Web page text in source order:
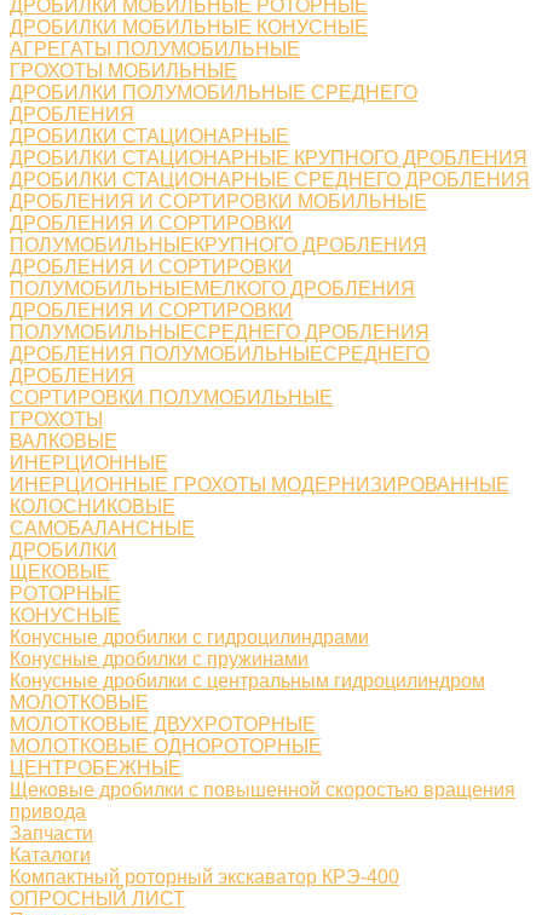
ДРОБИЛКИ МОБИЛЬНЫЕ РОТОРНЫЕ
ДРОБИЛКИ МОБИЛЬНЫЕ КОНУСНЫЕ
АГРЕГАТЫ ПОЛУМОБИЛЬНЫЕ
ГРОХОТЫ МОБИЛЬНЫЕ
ДРОБИЛКИ ПОЛУМОБИЛЬНЫЕ СРЕДНЕГО
ДРОБЛЕНИЯ
ДРОБИЛКИ СТАЦИОНАРНЫЕ
ДРОБИЛКИ СТАЦИОНАРНЫЕ КРУПНОГО ДРОБЛЕНИЯ
ДРОБИЛКИ СТАЦИОНАРНЫЕ СРЕДНЕГО ДРОБЛЕНИЯ
ДРОБЛЕНИЯ И СОРТИРОВКИ МОБИЛЬНЫЕ
ДРОБЛЕНИЯ И СОРТИРОВКИ
ПОЛУМОБИЛЬНЫЕКРУПНОГО ДРОБЛЕНИЯ
ДРОБЛЕНИЯ И СОРТИРОВКИ
ПОЛУМОБИЛЬНЫЕМЕЛКОГО ДРОБЛЕНИЯ
ДРОБЛЕНИЯ И СОРТИРОВКИ
ПОЛУМОБИЛЬНЫЕСРЕДНЕГО ДРОБЛЕНИЯ
ДРОБЛЕНИЯ ПОЛУМОБИЛЬНЫЕСРЕДНЕГО
ДРОБЛЕНИЯ
СОРТИРОВКИ ПОЛУМОБИЛЬНЫЕ
ГРОХОТЫ
ВАЛКОВЫЕ
ИНЕРЦИОННЫЕ
ИНЕРЦИОННЫЕ ГРОХОТЫ МОДЕРНИЗИРОВАННЫЕ
КОЛОСНИКОВЫЕ
САМОБАЛАНСНЫЕ
ДРОБИЛКИ
ЩЕКОВЫЕ
РОТОРНЫЕ
КОНУСНЫЕ
Конусные дробилки с гидроцилиндрами
Конусные дробилки с пружинами
Конусные дробилки с центральным гидроцилиндром
МОЛОТКОВЫЕ
МОЛОТКОВЫЕ ДВУХРОТОРНЫЕ
МОЛОТКОВЫЕ ОДНОРОТОРНЫЕ
ЦЕНТРОБЕЖНЫЕ
Щековые дробилки с повышенной скоростью вращения
привода
Запчасти
Каталоги
Компактный роторный экскаватор КРЭ-400
ОПРОСНЫЙ ЛИСТ